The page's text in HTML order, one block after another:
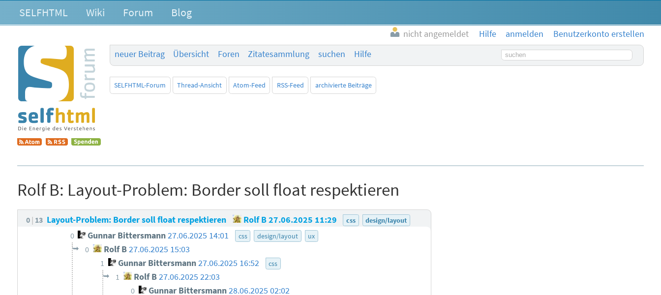
SELFHTML Wiki Forum Blog
nicht angemeldet Hilfe anmelden
Benutzerkonto erstellen
neuer Beitrag
Übersicht Foren Zitatesammlung suchen Hilfe Suchbegriff
SELFHTML-Forum Thread-Ansicht Atom-Feed RSS-Feed archivierte Beiträge
Rolf B: Layout-Problem: Border soll float respektieren
0 13 Layout-Problem: Border soll float respektieren Rolf B27.06.2025 11:29 css design/layout
0 Gunnar Bittersmann27.06.2025 14:01 css design/layout ux
0 Rolf B27.06.2025 15:03
1 Gunnar Bittersmann27.06.2025 16:52 css
1 Rolf B 27.06.2025 22:03
0 Gunnar Bittersmann 28.06.2025 02:02